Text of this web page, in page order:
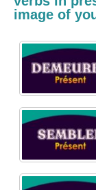
image of